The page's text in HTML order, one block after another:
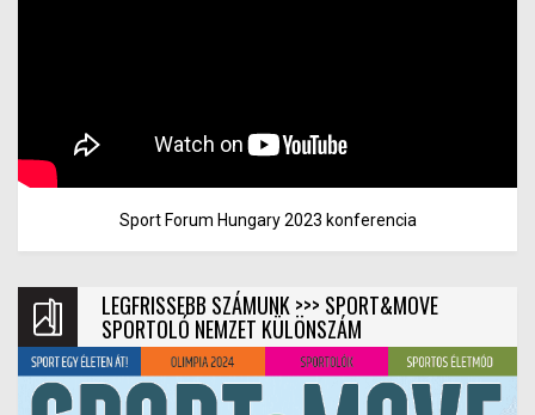
Sport Forum Hungary 2023 konferencia
LEGFRISSEBB SZÁMUNK >>> SPORT&MOVE
SPORTOLÓ NEMZET KÜLÖNSZÁM